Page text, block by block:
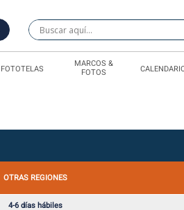
FOTOTELAS MARCOS &
FOTOS
OTRAS REGIONES
4-6 días hábiles